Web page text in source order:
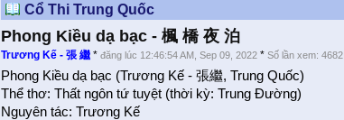
Cổ Thi Trung Quốc
Phong Kiều dạ bạc - 楓 橋 夜 泊
Trương Kế - 張 繼 *đăng lúc 12:46:54 AM, Sep 09, 2022 *Số lần xem: 4682
Phong Kiều dạ bạc (Trương Kế - 張繼, Trung Quốc)
Thể thơ: Thất ngôn tứ tuyệt (thời kỳ: Trung Đường)
Nguyên tác: Trương Kế